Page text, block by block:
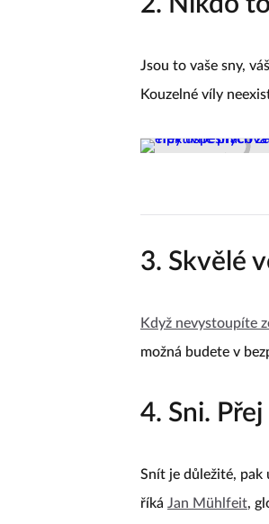
Jsou to vaše sny,
Kouzelné víly
3. Skvělé
Když nevystoupíte
možná budete v
4. Sni.
Snít je důležité, pak
říká Jan Mühlfeit,